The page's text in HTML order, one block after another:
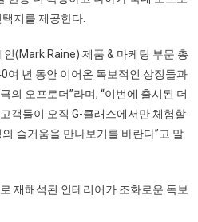
지를 제공한다.
(Mark Raine) 제품 & 마케팅 부문 총
여 년 동안 이어온 독보적인 상징들과
의 오프로더”라며, “이번에 출시된 더
객들이 오직 G-클래스에서만 체험할
즐거움을 만나보기를 바란다”고 말
재해석된 인테리어가 조화로운 독보